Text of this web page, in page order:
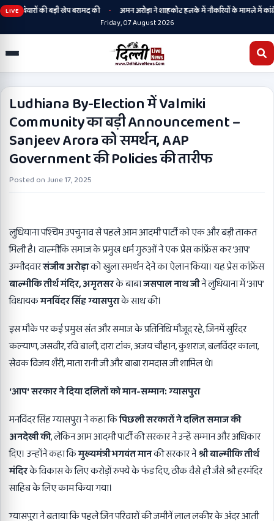
LIVE
हथियारों की बड़ी खेप बरामद की •
अमन अरोड़ा ने शाहकोट हलके में नौकरियों के मामले में कांग्रेसी
Friday, 07 August 2026
Ludhiana By-Election में Valmiki
Community का बड़ी Announcement –
Sanjeev Arora को समर्थन, AAP
Government की Policies की तारीफ
Posted onJune 17, 2025
लुधियाना पश्चिम उपचुनाव से पहले आम आदमी पार्टी को एक और बड़ी ताकत
मिली है। वाल्मीकि समाज के प्रमुख धर्म गुरुओं ने एक प्रेस कांफ्रेंस कर ‘आप’
उम्मीदवारसंजीव अरोड़ाको खुला समर्थन देने का ऐलान किया। यह प्रेस कांफ्रेंस
बाल्मीकि तीर्थ मंदिर,अमृतसरके बाबाजसपाल नाथ जीने लुधियाना में ‘आप’
विधायकमनविंदर सिंह ग्यासपुराके साथ की।
इस मौके पर कई प्रमुख संत और समाज के प्रतिनिधि मौजूद रहे, जिनमें सुरिंदर
कल्याण, जसवीर, रवि बाली, दारा टांक, अजय चौहान, कुशराज, बलविंदर काला,
सेवक विजय शैरी, माता रानी जी और बाबा रामदास जी शामिल थे।
‘आप‘सरकार ने दिया दलितों को मान-सम्मान: ग्यासपुरा
मनविंदर सिंह ग्यासपुरा ने कहा किपिछली सरकारों ने दलित समाज की
अनदेखी की, लेकिन आम आदमी पार्टी की सरकार ने उन्हें सम्मान और अधिकार
दिए। उन्होंने कहा किमुख्यमंत्री भगवंत मानकी सरकार नेश्री बाल्मीकि तीर्थ
मंदिरके विकास के लिए करोड़ों रुपये के फंड दिए, ठीक वैसे ही जैसे श्री हरमंदिर
साहिब के लिए काम किया गया।
ग्यासपुरा ने बताया कि पहले जिन परिवारों की जमीनें लाल लकीर के अंदर आती